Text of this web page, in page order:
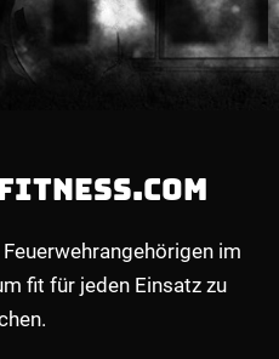
im
fit für jeden Einsatz zu